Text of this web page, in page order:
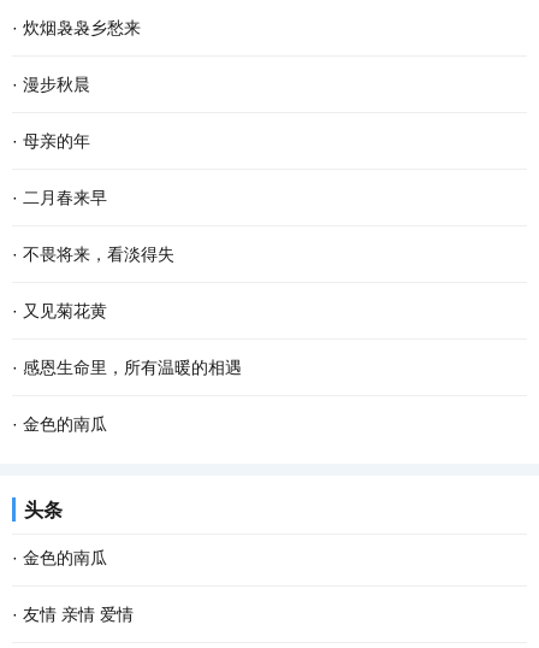
你必须善解人意。你就做你自己，奇怪一点也不要紧，做得不是很好
也不要紧。因为做自己这件事，不会有人比你...
今早开门，我家的那只土黄色的小狗静静地平躺在马路的中间，它死
了。这个幼小的 快乐 的生命就这样消亡了，我的心忽然被揪住的感
觉。 对于这个小生命的到来，很是偶然。约两个...
· 炊烟袅袅乡愁来
在城里 生活 久了，我会觉得累，便到城郊漫步散心。忽然，看见农家
屋顶炊烟袅袅，久违之余，乡愁也就陡然升腾，渐渐浓烈起来。 “炊
烟是有灵性的，不信，你看嘛！”记得这是母...
· 漫步秋晨
清早，薄雾浓云，东方的天空仍有一抹儿亮色，远远的路灯像点点闪
烁的疏星，马路像是一条霓虹般的隧道，朦胧而幽深，微风吹来，空
气还是那般清凉甜爽。此时已经有紧张晨扫的人...
· 母亲的年
老舍曾说，人，即使活到八九十岁，有母亲便可以多少还有点孩子
气，有母亲的人，心里是安定的。 一转眼，母亲离开我们已经整整七
年了，再过一个多月就是2022年的春节了，我更加...
· 二月春来早
二月的大地，已过立春节气，这就是春天了。 只是春风料峭，倒春寒
还在做最后的挣扎，企图在人间制造出最后的一点风浪，但是大地的
深处已被喊醒，春天的温暖势不可挡，无论是天...
· 不畏将来，看淡得失
到了一定年龄，回望过去，有很多美好的回忆，仿佛还鲜活如昨，历
历在目。然而故事却再也无法重演了。 物是人非事事休，唯有剩
下“人面不知何处去，桃花依旧笑春风”的无奈感伤...
· 又见菊花黄
记不清从什么时候开始，迷上了冠小体瘦的野菊花，颇有山野归来不
看菊的意味。曾想种一片野菊，可是找不到那么一块地。而且我知
· 感恩生命里，所有温暖的相遇
有人说，“世间的一切都是遇见，就像冷遇见了暖，有了雨；春遇见了
· 金色的南瓜
头条
· 金色的南瓜
乡村的农事当中，最省劲儿的当数种南瓜。 暮春或者夏初，找一个晴
· 友情 亲情 爱情